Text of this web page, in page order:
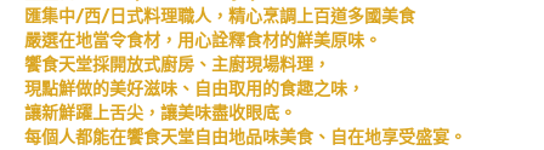
匯集中/西/日式料理職人，精心烹調上百道多國美食
嚴選在地當令食材，用心詮釋食材的鮮美原味。
饗食天堂採開放式廚房、主廚現場料理，
現點鮮做的美好滋味、自由取用的食趣之味，
讓新鮮躍上舌尖，讓美味盡收眼底。
每個人都能在饗食天堂自由地品味美食、自在地享受盛宴。